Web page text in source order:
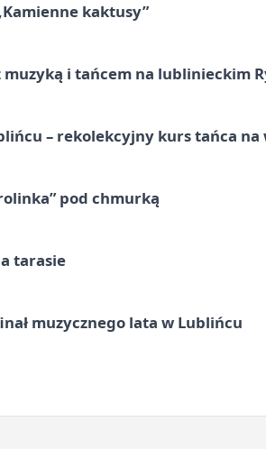
kaktusy”
i tańcem na lublinieckim
– rekolekcyjny kurs tańca na
pod chmurką
tarasie
muzycznego lata w Lublińcu